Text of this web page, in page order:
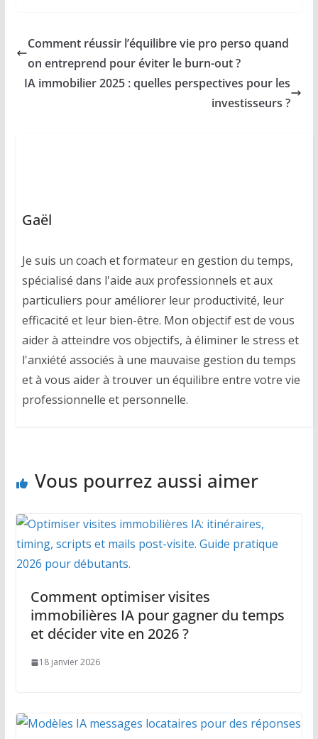
Comment réussir l’équilibre vie pro perso quand
on entreprend pour éviter le burn-out ?
IA immobilier 2025 : quelles perspectives pour les
investisseurs ?
Gaël
Je suis un coach et formateur en gestion du temps,
spécialisé dans l'aide aux professionnels et aux
particuliers pour améliorer leur productivité, leur
efficacité et leur bien-être. Mon objectif est de vous
aider à atteindre vos objectifs, à éliminer le stress et
l'anxiété associés à une mauvaise gestion du temps
et à vous aider à trouver un équilibre entre votre vie
professionnelle et personnelle.
Vous pourrez aussi aimer
Comment optimiser visites
immobilières IA pour gagner du temps
et décider vite en 2026 ?
18 janvier 2026